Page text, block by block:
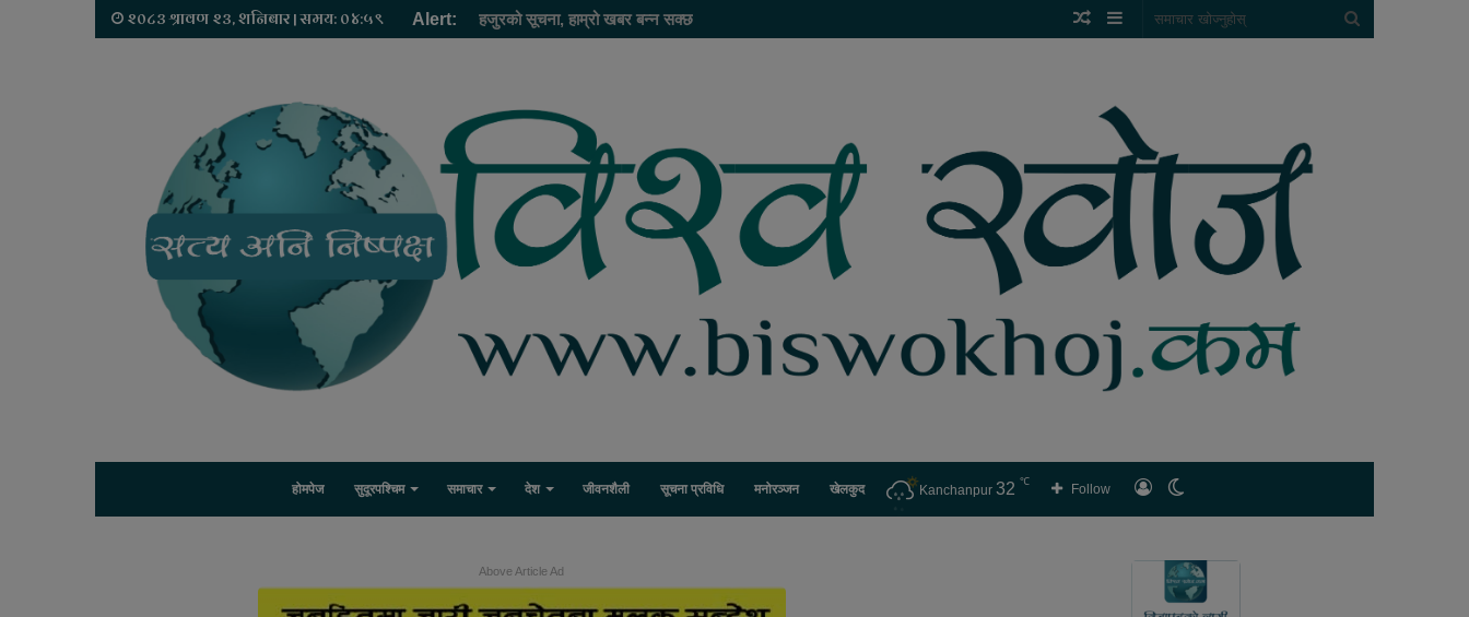
२०८३ श्रावण २३, शनिबार | समय: ०४:५९ Alert: हजुरको सूचना, हाम्रो खबर बन्न सक्छ Sidebar
Random
होमपेज सुदूरपश्चिम समाचार देश जीवनशैली सूचना प्रविधि मनोरञ्जन खेलकुद लगइन
Follow
Kanchanpur 32 ℃
Above Article Ad